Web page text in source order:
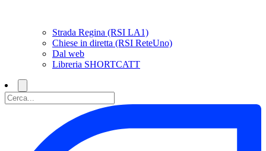
Strada Regina (RSI LA1)
Chiese in diretta (RSI ReteUno)
Dal web
Libreria SHORTCATT